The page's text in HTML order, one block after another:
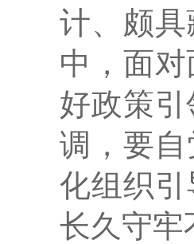
计、颇
中，面
好政策
调，要
化组织
长久守牢